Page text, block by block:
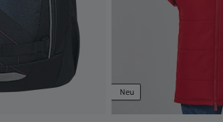
Neu